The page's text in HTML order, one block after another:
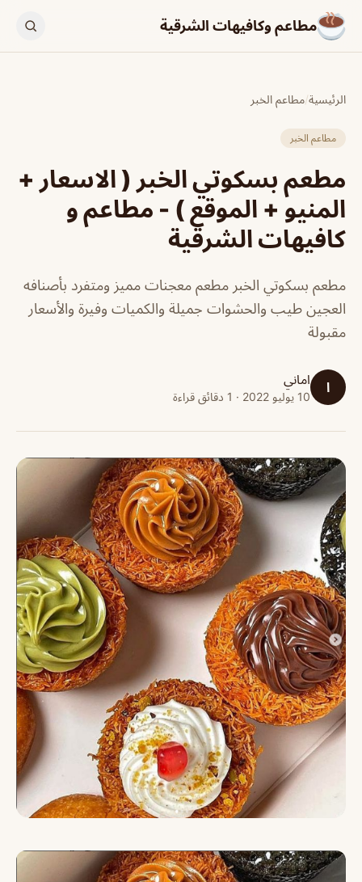
مطاعم وكافيهات الشرقية
الرئيسية/مطاعم الخبر
مطاعم الخبر
مطعم بسكوتي الخبر ( الاسعار +
المنيو + الموقع ) - مطاعم و
كافيهات الشرقية
مطعم بسكوتي الخبر مطعم معجنات مميز ومتفرد بأصنافه
العجين طيب والحشوات جميلة والكميات وفيرة والأسعار
مقبولة
ا اماني
10 يوليو 2022 · 1 دقائق قراءة